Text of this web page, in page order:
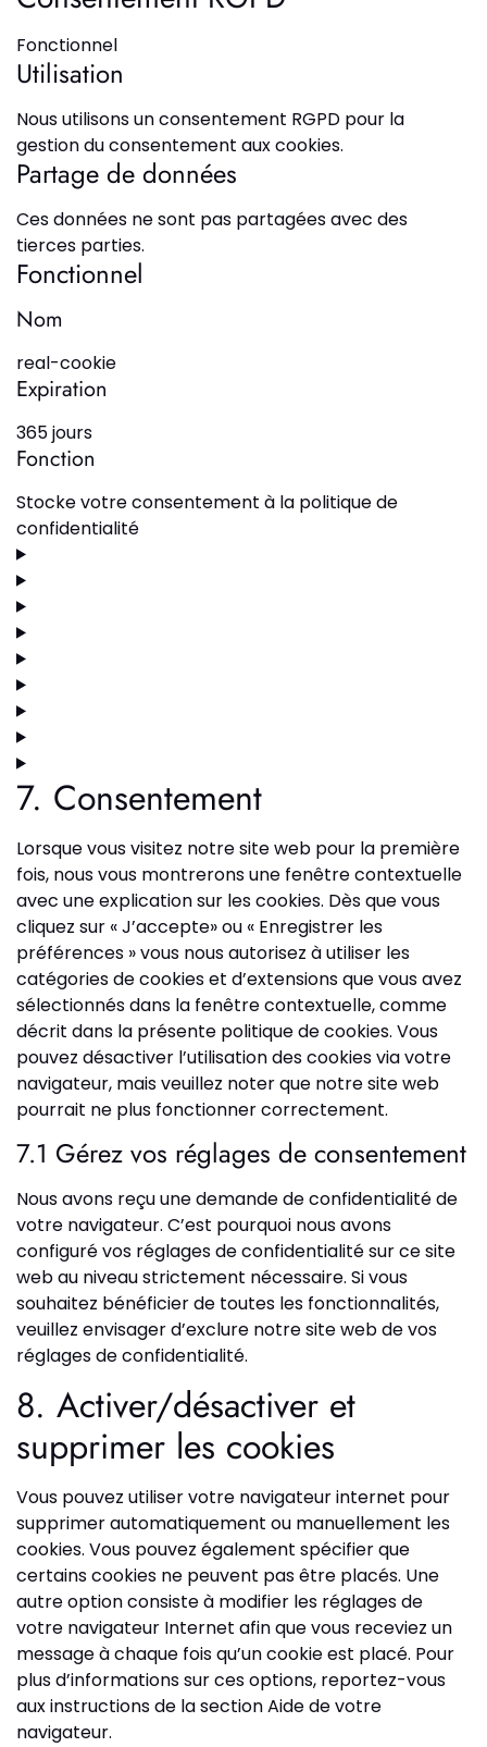
Fonctionnel
Utilisation
Nous utilisons un consentement RGPD pour la
gestion du consentement aux cookies.
Partage de données
Ces données ne sont pas partagées avec des
tierces parties.
Fonctionnel
Nom
real-cookie
Expiration
365 jours
Fonction
Stocke votre consentement à la politique de
confidentialité
7. Consentement
Lorsque vous visitez notre site web pour la première
fois, nous vous montrerons une fenêtre contextuelle
avec une explication sur les cookies. Dès que vous
cliquez sur « J’accepte» ou « Enregistrer les
préférences » vous nous autorisez à utiliser les
catégories de cookies et d’extensions que vous avez
sélectionnés dans la fenêtre contextuelle, comme
décrit dans la présente politique de cookies. Vous
pouvez désactiver l’utilisation des cookies via votre
navigateur, mais veuillez noter que notre site web
pourrait ne plus fonctionner correctement.
7.1 Gérez vos réglages de consentement
Nous avons reçu une demande de confidentialité de
votre navigateur. C’est pourquoi nous avons
configuré vos réglages de confidentialité sur ce site
web au niveau strictement nécessaire. Si vous
souhaitez bénéficier de toutes les fonctionnalités,
veuillez envisager d’exclure notre site web de vos
réglages de confidentialité.
8. Activer/désactiver et
supprimer les cookies
Vous pouvez utiliser votre navigateur internet pour
supprimer automatiquement ou manuellement les
cookies. Vous pouvez également spécifier que
certains cookies ne peuvent pas être placés. Une
autre option consiste à modifier les réglages de
votre navigateur Internet afin que vous receviez un
message à chaque fois qu’un cookie est placé. Pour
plus d’informations sur ces options, reportez-vous
aux instructions de la section Aide de votre
navigateur.